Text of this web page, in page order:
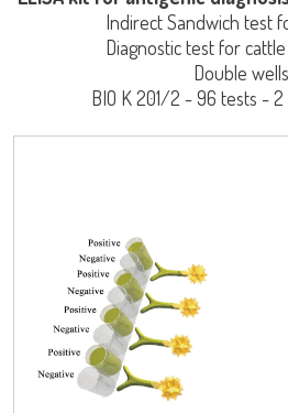
/ ADIAMAG™
Indirect Sandwich test
Diagnostic test for
Double wells
BIO K 201/2 - 96 tests - 2
Iniciar
Contraseña
Olvidó su contraseña ?
adiagene@adiagene.fr